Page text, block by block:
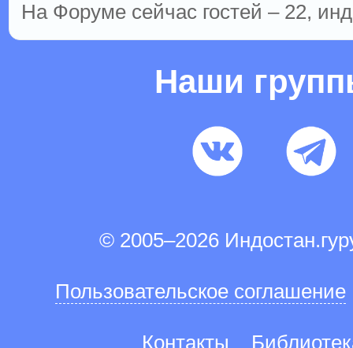
На Форуме сейчас гостей – 22,
Наши
© 2005–2026
Пользовательское соглашение
Контакты